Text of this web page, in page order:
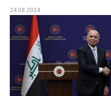
24.08.2024